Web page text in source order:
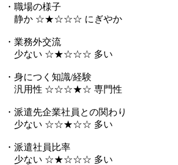
・職場の様子
静か ☆★☆☆☆ にぎやか
・業務外交流
少ない ☆★☆☆☆ 多い
・身につく知識/経験
汎用性 ☆☆☆★☆ 専門性
・派遣先企業社員との関わり
少ない ☆☆★☆☆ 多い
・派遣社員比率
少ない ☆★☆☆☆ 多い